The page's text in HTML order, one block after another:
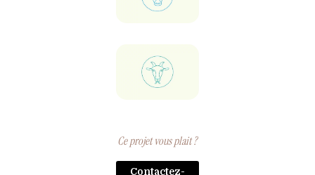
Ce projet vous plait ?
Contactez-